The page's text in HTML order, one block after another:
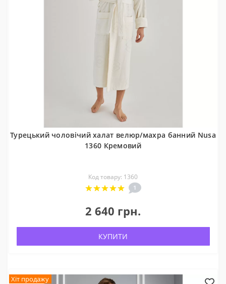
Турецький чоловічий халат велюр/махра банний Nusa
1360 Кремовий
Код товару: 1360
1
2 640 грн.
КУПИТИ
Хіт продажу